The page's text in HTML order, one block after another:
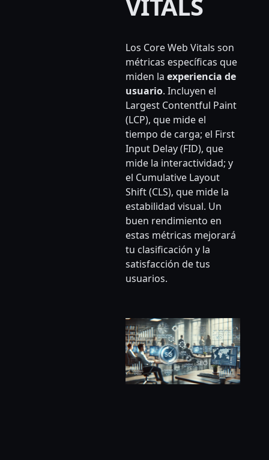
Los Core Web Vitals son
métricas específicas que
miden la experiencia de
usuario. Incluyen el
Largest Contentful Paint
(LCP), que mide el
tiempo de carga; el First
Input Delay (FID), que
mide la interactividad; y
el Cumulative Layout
Shift (CLS), que mide la
estabilidad visual. Un
buen rendimiento en
estas métricas mejorará
tu clasificación y la
satisfacción de tus
usuarios.